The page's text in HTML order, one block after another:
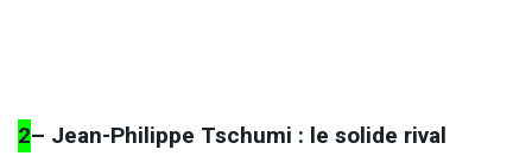
2– Jean-Philippe Tschumi : le solide rival